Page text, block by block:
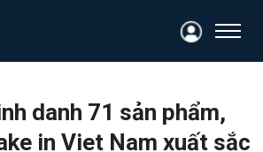
danh 71 sản phẩm,
in Viet Nam xuất sắc